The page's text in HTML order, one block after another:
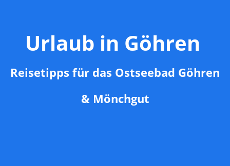
Urlaub in Göhren
Reisetipps für das Ostseebad Göhren
& Mönchgut